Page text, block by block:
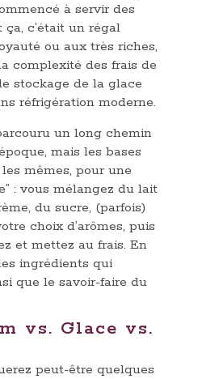
à servir des
c’était un régal
ou aux très riches,
complexité des frais de
stockage de la glace
réfrigération moderne.
un long chemin
mais les bases
mêmes, pour une
: vous mélangez du lait
du sucre, (parfois)
choix d’arômes, puis
et mettez au frais. En
ingrédients qui
que le savoir-faire du
vs. Glace vs.
peut-être quelques